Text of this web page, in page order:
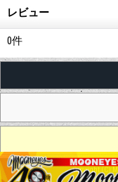
レビュー
0件
Copyright (C)